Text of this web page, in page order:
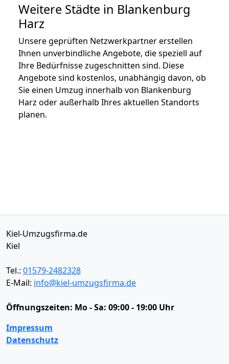
Weitere Städte in Blankenburg
Harz
Unsere geprüften Netzwerkpartner erstellen
Ihnen unverbindliche Angebote, die speziell auf
Ihre Bedürfnisse zugeschnitten sind. Diese
Angebote sind kostenlos, unabhängig davon, ob
Sie einen Umzug innerhalb von Blankenburg
Harz oder außerhalb Ihres aktuellen Standorts
planen.
Kiel-Umzugsfirma.de
Kiel
Tel.: 01579-2482328
E-Mail: info@kiel-umzugsfirma.de
Öffnungszeiten: Mo - Sa: 09:00 - 19:00 Uhr
Impressum
Datenschutz